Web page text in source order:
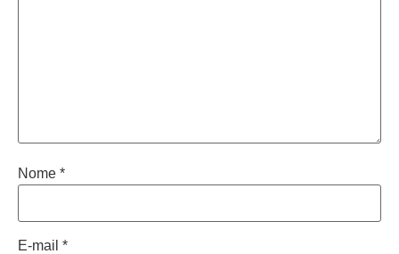
Nome *
E-mail *